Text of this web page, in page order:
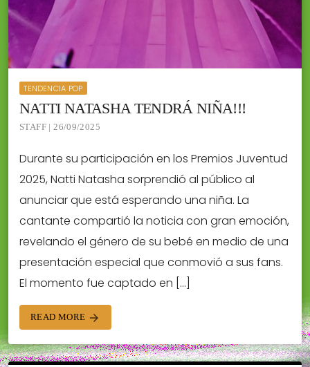
TENDENCIA POP
NATTI NATASHA TENDRÁ NIÑA!!!
STAFF | 26/09/2025
Durante su participación en los Premios Juventud
2025, Natti Natasha sorprendió al público al
anunciar que está esperando una niña. La
cantante compartió la noticia con gran emoción,
revelando el género de su bebé en medio de una
presentación especial que conmovió a sus fans.
El momento fue captado en […]
READ MORE arrow_forward